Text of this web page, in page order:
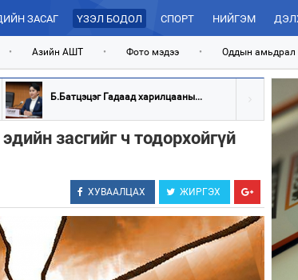
ЗАСАГ ҮЗЭЛ БОДОЛ СПОРТ НИЙГЭМ
• Азийн АШТ • Фото мэдээ • Оддын амьдрал
Б.Батцэцэг Гадаад харилцааны...
засгийг ч тодорхойгүй
ХУВААЛЦАХ ЖИРГЭХ